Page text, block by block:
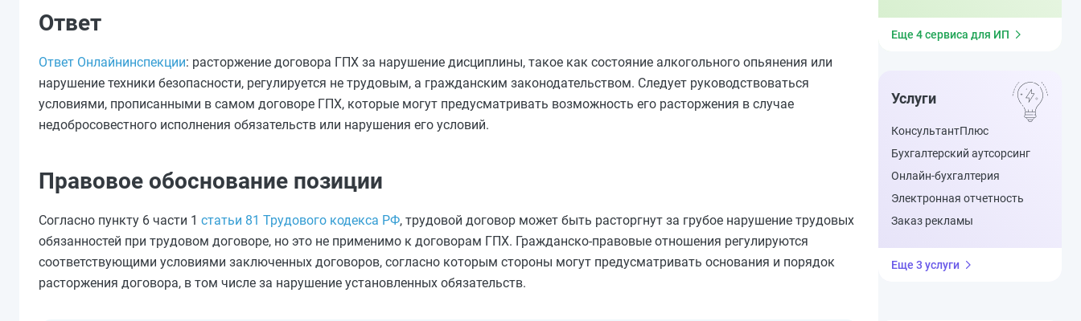
Ответ
Ответ Онлайнинспекции: расторжение договора ГПХ за нарушение дисциплины, такое как состояние алкогольного опьянения или
нарушение техники безопасности, регулируется не трудовым, а гражданским законодательством. Следует руководствоваться
условиями, прописанными в самом договоре ГПХ, которые могут предусматривать возможность его расторжения в случае
недобросовестного исполнения обязательств или нарушения его условий.
Правовое обоснование позиции
Согласно пункту 6 части 1 статьи 81 Трудового кодекса РФ, трудовой договор может быть расторгнут за грубое нарушение трудовых
обязанностей при трудовом договоре, но это не применимо к договорам ГПХ. Гражданско-правовые отношения регулируются
соответствующими условиями заключенных договоров, согласно которым стороны могут предусматривать основания и порядок
расторжения договора, в том числе за нарушение установленных обязательств.
Еще 4 сервиса для ИП
Услуги
КонсультантПлюс
Бухгалтерский аутсорсинг
Онлайн-бухгалтерия
Электронная отчетность
Заказ рекламы
Еще 3 услуги